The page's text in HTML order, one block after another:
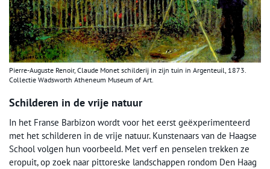
Pierre-Auguste Renoir, Claude Monet schilderij in zijn tuin in Argenteuil, 1873.
Collectie Wadsworth Atheneum Museum of Art.
Schilderen in de vrije natuur
In het Franse Barbizon wordt voor het eerst geëxperimenteerd
met het schilderen in de vrije natuur. Kunstenaars van de Haagse
School volgen hun voorbeeld. Met verf en penselen trekken ze
eropuit, op zoek naar pittoreske landschappen rondom Den Haag